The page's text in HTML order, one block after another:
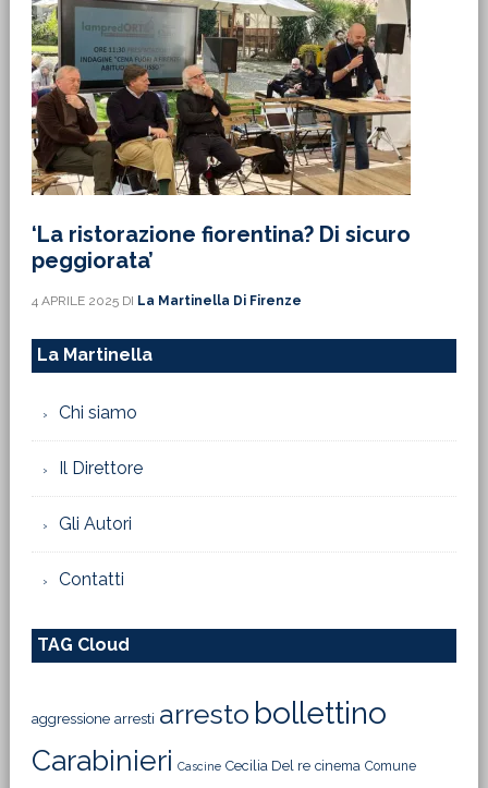
‘La ristorazione fiorentina? Di sicuro
peggiorata’
4 APRILE 2025DI La Martinella Di Firenze
La Martinella
Chi siamo
Il Direttore
Gli Autori
Contatti
TAG Cloud
aggressione arresti arresto bollettino
Carabinieri Cascine Cecilia Del re cinema Comune